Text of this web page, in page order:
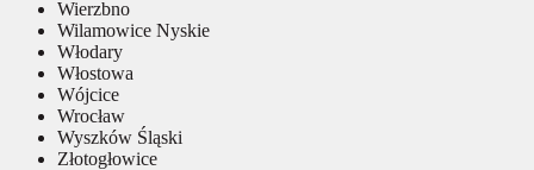
Wierzbno
Wilamowice Nyskie
Włodary
Włostowa
Wójcice
Wrocław
Wyszków Śląski
Złotogłowice